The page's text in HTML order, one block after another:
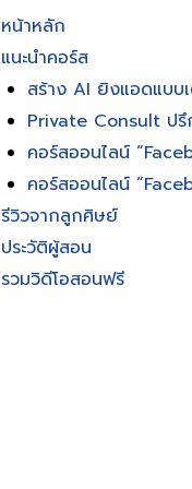
หน้าหลัก
แนะนำคอร์ส
สร้าง AI ยิงแอดแบบ
Private Consult ป
คอร์สออนไลน์
คอร์สออนไลน์
รีวิวจากลูกศิษย์
ประวัติผู้สอน
รวมวิดีโอสอนฟรี